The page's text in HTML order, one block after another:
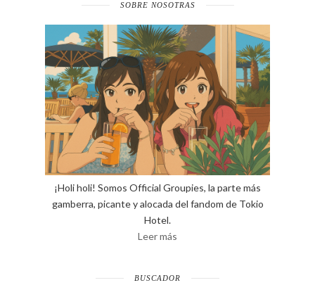
SOBRE NOSOTRAS
¡Holi holi! Somos Official Groupies, la parte más
gamberra, picante y alocada del fandom de Tokio
Hotel.
Leer más
BUSCADOR